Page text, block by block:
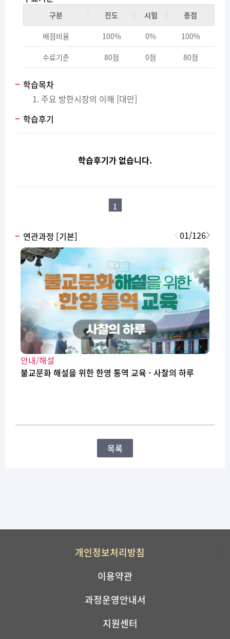
구분 진도 시험 총점
배점비율 100% 0% 100%
수료기준 80점 0점 80점
학습목차
주요 방한시장의 이해 [대만]
학습후기
학습후기가 없습니다.
1
연관과정 [기본]
안내/해설
불교문화 해설을 위한 한영 통역 교육 - 사찰의 하루
01/126
목록
개인정보처리방침
이용약관
과정운영안내서
지원센터